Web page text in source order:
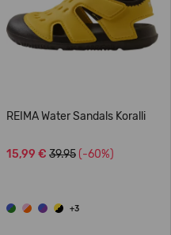
REIMA Water Sandals Koralli
15,99 € 39.95 (-60%)
+3